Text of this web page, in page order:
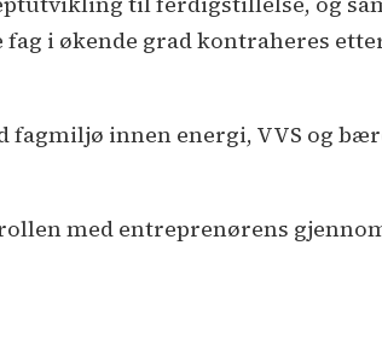
i økende grad kontraheres
fagmiljø innen energi, VVS og
med entreprenørens